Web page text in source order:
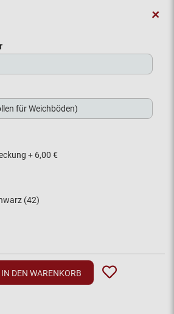
+
+ 6,00 €
(42)
IN DEN WARENKORB